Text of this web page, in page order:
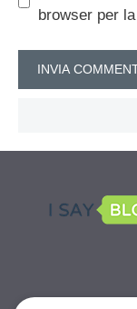
browser per